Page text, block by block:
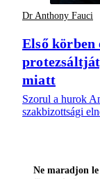
Dr Anthony Fauci
Első körben
miatt
Szorul a hurok
szakbizottsági
Ne maradjon